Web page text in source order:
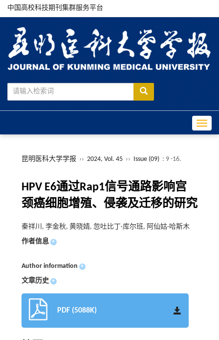
中国高校科技期刊集群服务平台
昆明医科大学学报 ›› 2024, Vol. 45 ›› Issue (09) : 9 -16.
HPV E6通过Rap1信号通路影响宫
颈癌细胞增殖、侵袭及迁移的研究
秦祥川, 李金秋, 黄晓婧, 忽吐比丁·库尔班, 阿仙姑·哈斯木
作者信息 +
Author information +
文章历史 +
PDF (5088K)